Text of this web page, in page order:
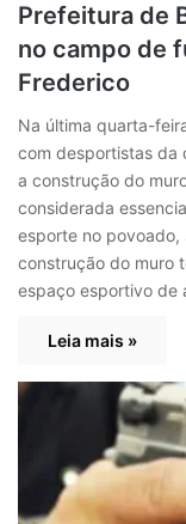
Prefeitura de
no campo de
Frederico
Na última quarta-
com desportistas da
a construção do
considerada
esporte no povoado,
construção do muro
espaço esportivo de
Leia mais »